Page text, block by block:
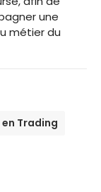
une
métier du
Trading